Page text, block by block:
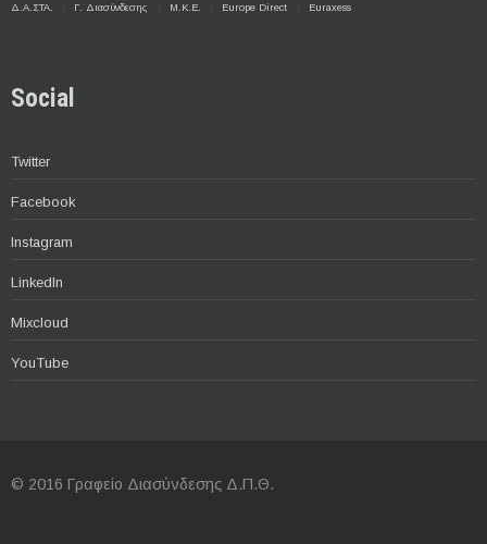
Δ.Α.ΣΤΑ. Γ. Διασύνδεσης Μ.Κ.Ε. Europe Direct Euraxess
Social
Twitter
Facebook
Instagram
LinkedIn
Mixcloud
YouTube
© 2016 Γραφείο Διασύνδεσης Δ.Π.Θ.